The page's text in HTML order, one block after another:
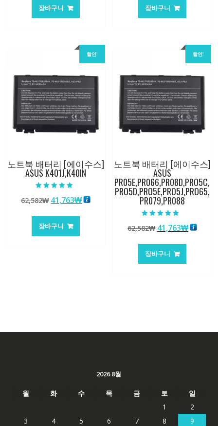
가
격:
장바구니
가
격:
장바구니
할인!
노트북 배터리 [에이수스]
ASUS K401J,K40IN
5.00
로 평가됨
62,582₩ 원
가
격:
41,763₩현
장바구니
할인!
노트북 배터리 [에이수스]
ASUS
PR05E,PR066,PR08D,PRO5C,
PRO5D,PRO5E,PRO5J,PRO65,
PR079,PR088
5.00
로 평가됨
62,582₩ 원
가
격:
41,763₩현
장바구니
2026 8월
월 화 수 목 금 토
일
1
2
3
4 5 6 7 8
9